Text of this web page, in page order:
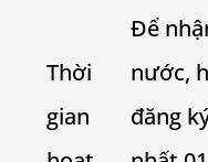
Thời
gian
Để
nước,
đăng